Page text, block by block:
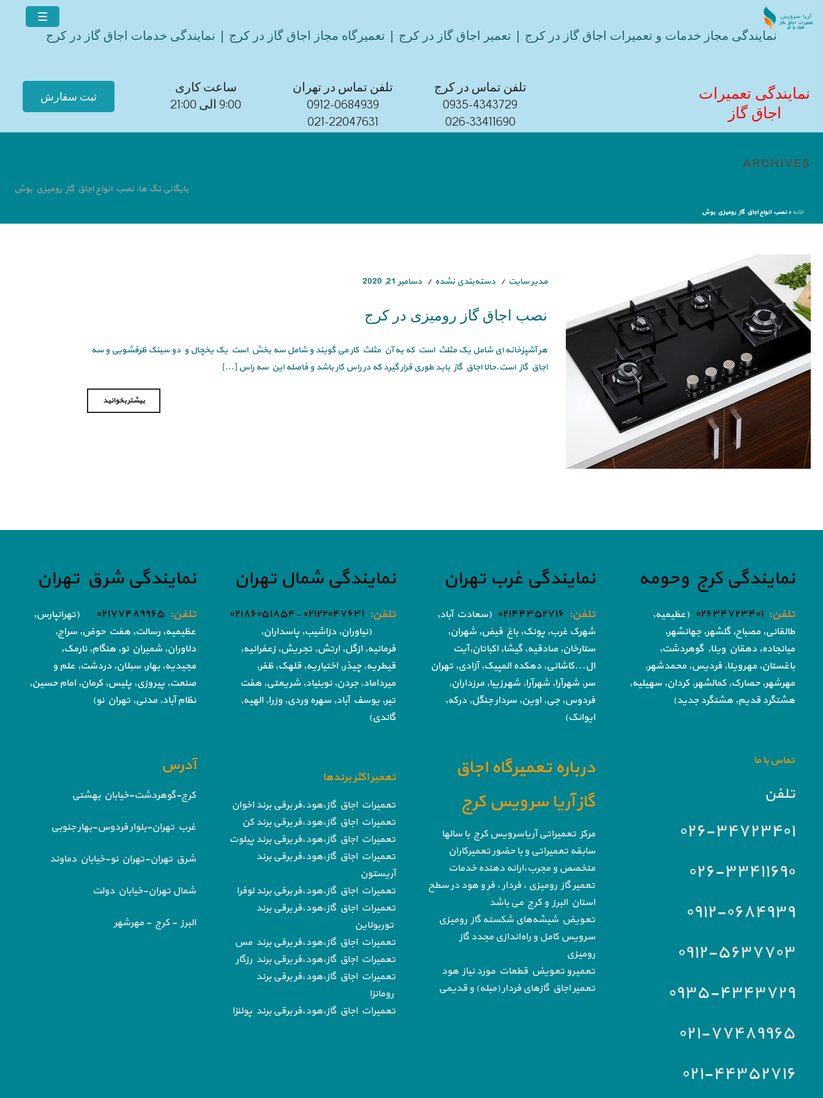
نمایندگی مجاز خدمات و تعمیرات اجاق گاز در کرج | تعمیر اجاق گاز در کرج | تعمیرگاه مجاز اجاق گاز در کرج | نمایندگی خدمات اجاق گاز در کرج
ثبت سفارش
ساعت کاری
9:00 الی 21:00
تلفن تماس در تهران
0912-0684939
021-22047631
تلفن تماس در کرج
0935-4343729
026-33411690
نمایندگی تعمیرات
اجاق گاز
ARCHIVES
بایگانی تگ ها: نصب انواع اجاق گاز رومیزی بوش
خانه »نصب انواع اجاق گاز رومیزی بوش
مدیر سایت دسته‌بندی نشده دسامبر 21, 2020
نصب اجاق گاز رومیزی در کرج
هر آشپزخانه ای شامل یک مثلث است که به آن مثلث کار می گویند و شامل سه بخش است یک یخچال و دو سینک ظرفشویی و سه
اجاق گاز است.حالا اجاق گاز باید طوری قرار گیرد که در راس کار باشد و فاصله این سه راس [...]
بیشتر بخوانید
نمایندگی شرق تهران
تلفن: ۰۲۱۷۷۴۸۹۹۶۵
(تهرانپارس,
عظیمیه, رسالت, هفت حوض, سراج,
دلاوران, شمیران نو, هنگام, نارمک,
مجیدیه, بهار, سبلان, دردشت, علم و
صنعت, پیروزی, پلیس, کرمان, امام حسین,
نظام آباد, مدنی, تهران نو)
آدرس
کرج-گوهردشت-خیابان بهشتی
غرب تهران-بلوار فردوس-بهار جنوبی
شرق تهران-تهران نو-خیابان دماوند
شمال تهران-خیابان دولت
البرز - کرج - مهرشهر
نمایندگی شمال تهران
تلفن: ۰۲۱۲۲۰۴۷۶۳۱ -۰۲۱۸۶۰۵۱۸۵۴
(نیاوران, دزاشیب, پاسداران,
فرمانیه, ازگل, ارتش, تجریش, زعفرانیه,
قیطریه, چیذر, اختیاریه, قلهک, ظفر,
میرداماد, جردن, نوبنیاد, شریعتی, هفت
تیر, یوسف آباد, سهره وردی, وزرا, الهیه,
گاندی)
تعمیر اکثر برندها
تعمیرات اجاق گاز،هود،فر برقی برند اخوان
تعمیرات اجاق گاز،هود،فر برقی برند کن
تعمیرات اجاق گاز،هود،فر برقی برند پیلوت
تعمیرات اجاق گاز،هود،فر برقی برند
آریستون
تعمیرات اجاق گاز،هود،فر برقی برند لوفرا
تعمیرات اجاق گاز،هود،فر برقی برند
توربولاین
تعمیرات اجاق گاز،هود،فر برقی برند مس
تعمیرات اجاق گاز،هود،فر برقی برند رزگار
تعمیرات اجاق گاز،هود،فر برقی برند
رومانزا
تعمیرات اجاق گاز،هود،فر برقی برند پولنزا
نمایندگی غرب تهران
تلفن: ۰۲۱۴۴۳۵۲۷۱۶ (سعادت آباد,
شهرک غرب, پونک, باغ فیض, شهران,
ستارخان, صادقیه, گیشا, اکباتان,آیت
ال...کاشانی, دهکده المپیک, آزادی, تهران
سر, شهرآرا, شهرآرا, شهرزیبا, مرزداران,
فردوس, جی, اوین, سردار جنگل, درکه,
ایوانک)
درباره تعمیرگاه اجاق
گاز آریا سرویس کرج
مرکز تعمیراتی آریاسرویس کرج با سالها
سابقه تعمیراتی و با حضور تعمیرکاران
متخصص و مجرب،ارائه دهنده خدمات
تعمیر گاز رومیزی ، فردار ، فر و هود در سطح
استان البرز و کرج می باشد
تعویض شیشه‌های شکسته گاز رومیزی
سرویس کامل و راه‌اندازی مجدد گاز
رومیزی
تعمیرو تعویض قطعات مورد نیاز هود
تعمیر اجاق گاز‌های فردار (مبله) و قدیمی
نمایندگی کرج وحومه
تلفن: ۰۲۶۳۴۷۲۳۴۰۱
(عظیمیه,
طالقانی, مصباح, گلشهر, جهانشهر,
میانجاده, دهقان ویلا, گوهردشت,
باغستان, مهرویلا, فردیس, محمدشهر,
مهرشهر, حصارک, کمالشهر, کردان, سهیلیه,
هشتگرد قدیم, هشتگرد جدید)
تماس با ما
تلفن
۰۲۶-۳۴۷۲۳۴۰۱
۰۲۶-۳۳۴۱۱۶۹۰
۰۹۱۲-۰۶۸۴۹۳۹
۰۹۱۲-۵۶۳۷۷۰۳
۰۹۳۵-۴۳۴۳۷۲۹
۰۲۱-۷۷۴۸۹۹۶۵
۰۲۱-۴۴۳۵۲۷۱۶